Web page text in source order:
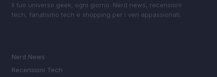
Il tuo universo geek, ogni giorno. Nerd news, recensioni
tech, fanatismo tech e shopping per i veri appassionati.
Nerd News
Recensioni Tech